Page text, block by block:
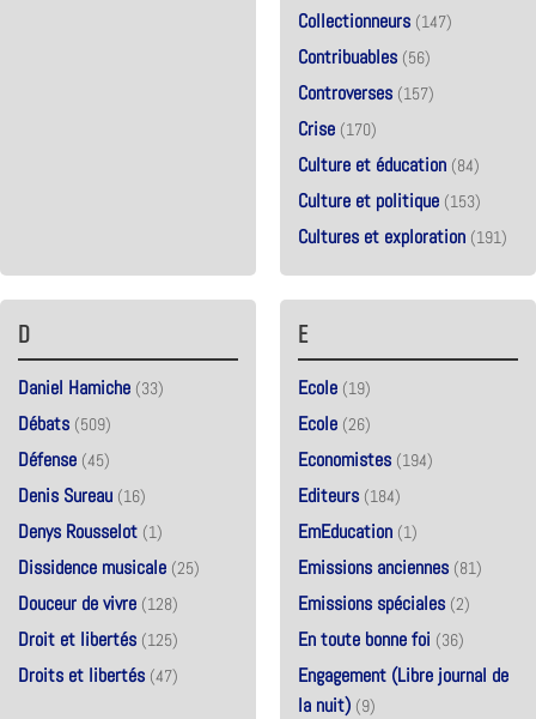
Collectionneurs (147)
Contribuables (56)
Controverses (157)
Crise (170)
Culture et éducation (84)
Culture et politique (153)
Cultures et exploration (191)
D
Daniel Hamiche (33)
Débats (509)
Défense (45)
Denis Sureau (16)
Denys Rousselot (1)
Dissidence musicale (25)
Douceur de vivre (128)
Droit et libertés (125)
Droits et libertés (47)
E
Ecole (19)
Ecole (26)
Economistes (194)
Editeurs (184)
EmEducation (1)
Emissions anciennes (81)
Emissions spéciales (2)
En toute bonne foi (36)
Engagement (Libre journal de
la nuit) (9)